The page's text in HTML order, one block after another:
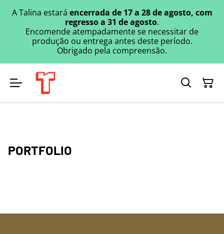
A Talina estará encerrada de 17 a 28 de agosto, com
regresso a 31 de agosto.
Encomende atempadamente se necessitar de
produção ou entrega antes deste período.
Obrigado pela compreensão.
PORTFOLIO